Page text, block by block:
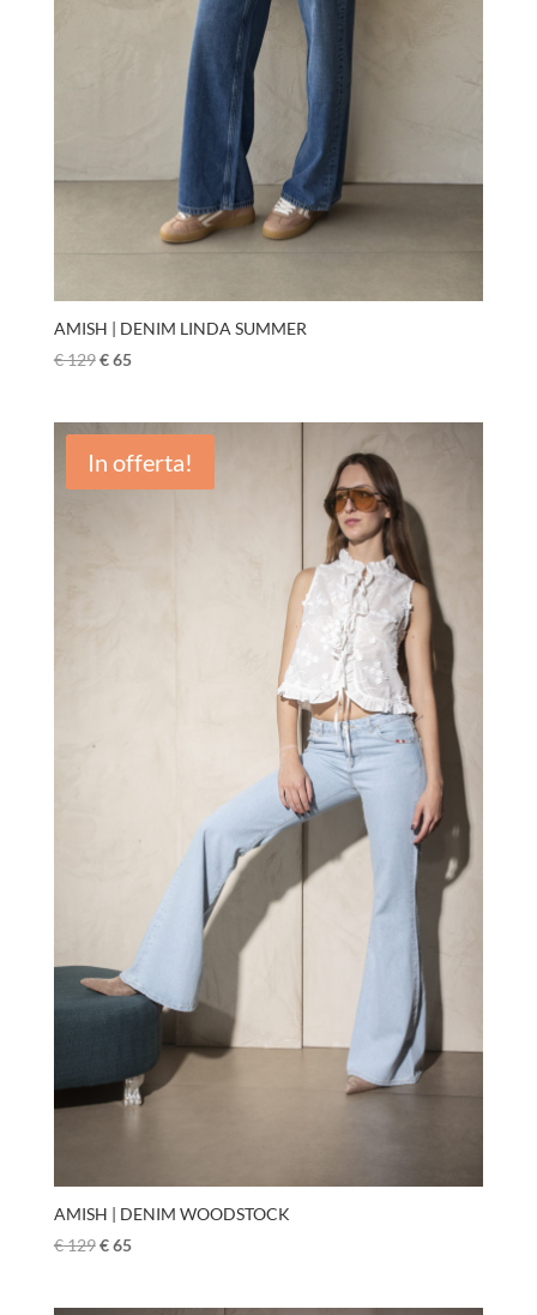
AMISH | DENIM LINDA SUMMER
€129€65
In offerta!
AMISH | DENIM WOODSTOCK
€129€65